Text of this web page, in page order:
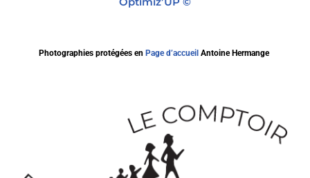
Photographies protégées en Page d’accueil Antoine Hermange